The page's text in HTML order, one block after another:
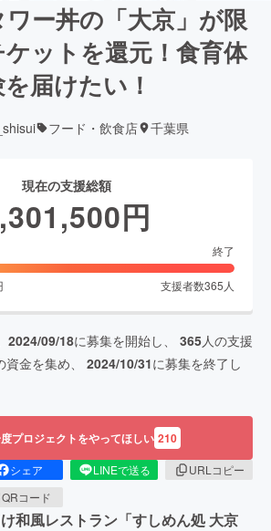
ー丼の「大京」が限
ットを還元！食育体
届けたい！
フード・飲食店 千葉県
現在の支援総額
円
終了
支援者数365 人
2024/09/18に募集を開始し、 365人の支援
資金を集め、 2024/10/31に募集を終了し
プロジェクトをやってほしい 210
シェア LINEで送る
URLコピー
QRコード
和風レストラン「すしめん処 大京